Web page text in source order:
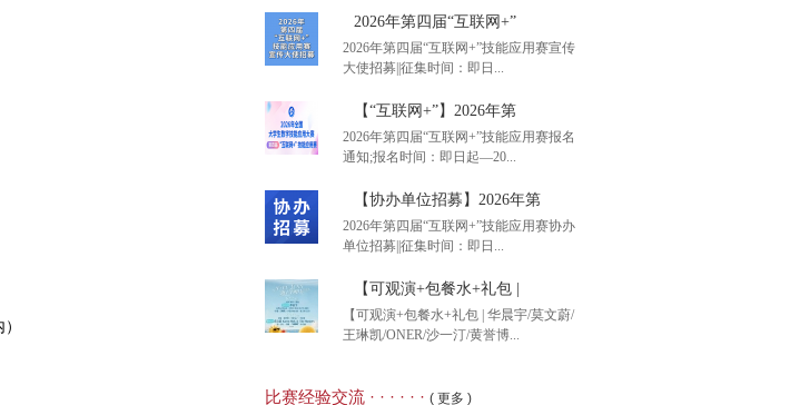
【最后1天】2026年全国大
2026年第四届“互联网+”
2026年第四届“互联网+”技能应用赛宣传
大使招募||征集时间：即日...
2026年第四届“互联网+”
【“互联网+”】2026年第
2026年第四届“互联网+”技能应用赛报名
通知;报名时间：即日起—20...
【“互联网+”】2026年第
【协办单位招募】2026年第
2026年第四届“互联网+”技能应用赛协办
单位招募||征集时间：即日...
【协办单位招募】2026年第
【可观演+包餐水+礼包 |
【可观演+包餐水+礼包 | 华晨宇/莫文蔚/
王琳凯/ONER/沙一汀/黄誉博...
比赛经验交流 · · · · · · ( 更多 )